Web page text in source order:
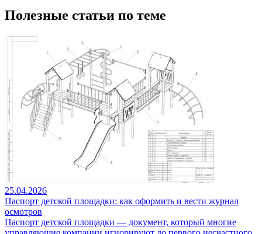
Полезные статьи по теме
25.04.2026
Паспорт детской площадки: как оформить и вести журнал
осмотров
Паспорт детской площадки — документ, который многие